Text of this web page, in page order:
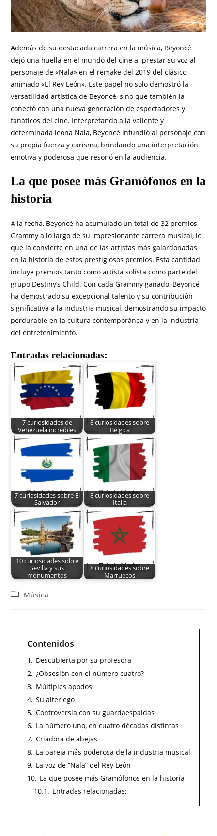
Además de su destacada carrera en la música, Beyoncé
dejó una huella en el mundo del cine al prestar su voz al
personaje de «Nala» en el remake del 2019 del clásico
animado «El Rey León». Este papel no solo demostró la
versatilidad artística de Beyoncé, sino que también la
conectó con una nueva generación de espectadores y
fanáticos del cine. Interpretando a la valiente y
determinada leona Nala, Beyoncé infundió al personaje con
su propia fuerza y carisma, brindando una interpretación
emotiva y poderosa que resonó en la audiencia.
La que posee más Gramófonos en la
historia
A la fecha, Beyoncé ha acumulado un total de 32 premios
Grammy a lo largo de su impresionante carrera musical, lo
que la convierte en una de las artistas más galardonadas
en la historia de estos prestigiosos premios. Esta cantidad
incluye premios tanto como artista solista como parte del
grupo Destiny’s Child. Con cada Grammy ganado, Beyoncé
ha demostrado su excepcional talento y su contribución
significativa a la industria musical, demostrando su impacto
perdurable en la cultura contemporánea y en la industria
del entretenimiento.
Entradas relacionadas:
7 curiosidades de
Venezuela increíbles
8 curiosidades sobre
Bélgica
7 curiosidades sobre El
Salvador
8 curiosidades sobre
Italia
10 curiosidades sobre
Sevilla y sus
monumentos
8 curiosidades sobre
Marruecos
Música
Contenidos
1. Descubierta por su profesora
2. ¿Obsesión con el número cuatro?
3. Múltiples apodos
4. Su alter ego
5. Controversia con su guardaespaldas
6. La número uno, en cuatro décadas distintas
7. Criadora de abejas
8. La pareja más poderosa de la industria musical
9. La voz de “Nala” del Rey León
10. La que posee más Gramófonos en la historia
10.1. Entradas relacionadas: